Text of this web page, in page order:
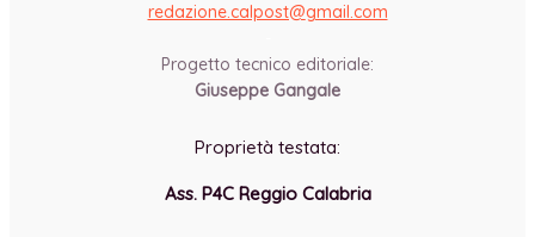
redazione.calpost@gmail.com
Progetto tecnico editoriale:
Giuseppe Gangale
Proprietà testata:
Ass. P4C Reggio Calabria